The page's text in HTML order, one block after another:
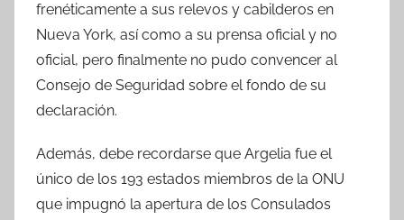
frenéticamente a sus relevos y cabilderos en
Nueva York, así como a su prensa oficial y no
oficial, pero finalmente no pudo convencer al
Consejo de Seguridad sobre el fondo de su
declaración.
Además, debe recordarse que Argelia fue el
único de los 193 estados miembros de la ONU
que impugnó la apertura de los Consulados